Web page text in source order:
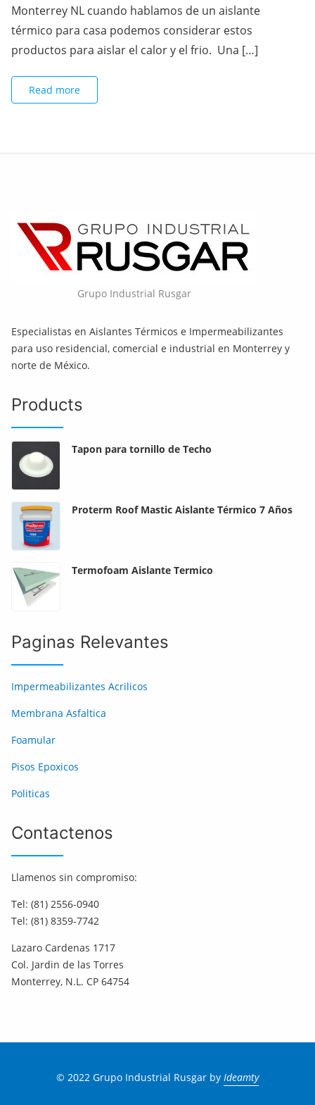
Monterrey NL cuando hablamos de un aislante
térmico para casa podemos considerar estos
productos para aislar el calor y el frio. Una […]
Read more
Grupo Industrial Rusgar
Especialistas en Aislantes Térmicos e Impermeabilizantes
para uso residencial, comercial e industrial en Monterrey y
norte de México.
Products
Tapon para tornillo de Techo
Proterm Roof Mastic Aislante Térmico 7 Años
Termofoam Aislante Termico
Paginas Relevantes
Impermeabilizantes Acrilicos
Membrana Asfaltica
Foamular
Pisos Epoxicos
Politicas
Contactenos
Llamenos sin compromiso:
Tel: (81) 2556-0940
Tel: (81) 8359-7742
Lazaro Cardenas 1717
Col. Jardin de las Torres
Monterrey, N.L. CP 64754
© 2022 Grupo Industrial Rusgar by Ideamty